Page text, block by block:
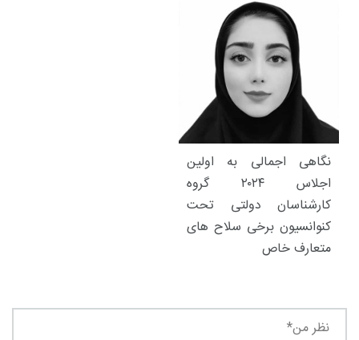
نگاهی اجمالی به اولین
اجلاس ۲۰۲۴ گروه
کارشناسان دولتی تحت
کنوانسیون برخی سلاح های
متعارف خاص